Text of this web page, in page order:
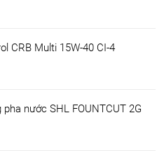
CRB Multi 15W-40 CI-4
nước SHL FOUNTCUT 2G